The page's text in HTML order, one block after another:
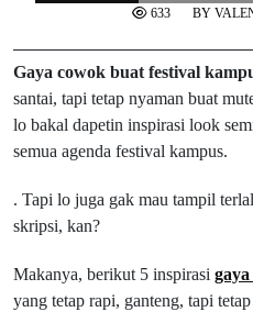
BY
633
Gaya cowok buat festival
santai, tapi tetap nyaman buat
lo bakal dapetin inspirasi look
semua agenda festival kampus.
. Tapi lo juga gak mau tampil
skripsi, kan?
Makanya, berikut 5 inspirasi
yang tetap rapi, ganteng, tapi